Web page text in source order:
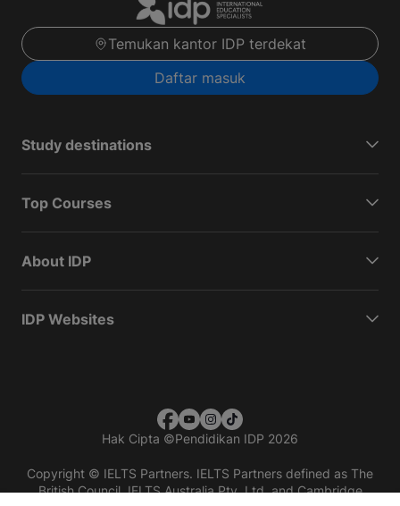
Temukan kantor IDP terdekat
Daftar masuk
Study destinations
Top Courses
About IDP
IDP Websites
Hak Cipta ©Pendidikan IDP 2026
Copyright © IELTS Partners. IELTS Partners defined as The
British Council, IELTS Australia Pty. Ltd. and Cambridge